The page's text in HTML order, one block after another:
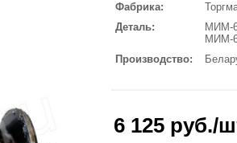
Фабрика
Деталь
МИМ-
МИМ-
Производство
6 125 руб./